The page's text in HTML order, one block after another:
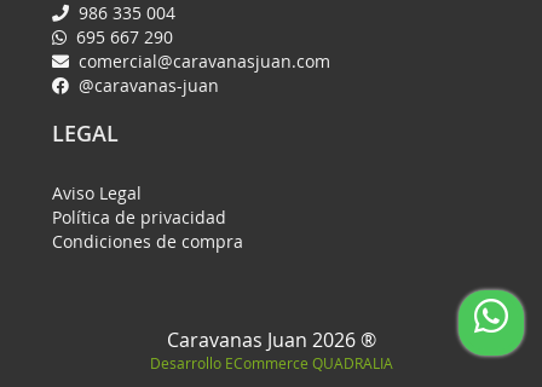
986 335 004
695 667 290
comercial@caravanasjuan.com
@caravanas-juan
LEGAL
Aviso Legal
Política de privacidad
Condiciones de compra
Caravanas Juan 2026 ®
Desarrollo ECommerce QUADRALIA